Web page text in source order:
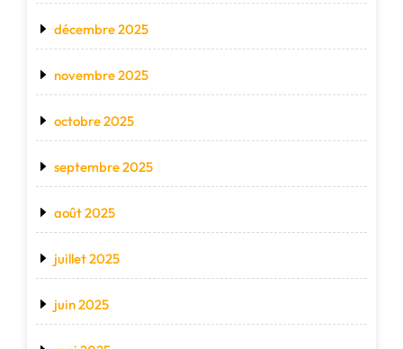
décembre 2025
novembre 2025
octobre 2025
septembre 2025
août 2025
juillet 2025
juin 2025